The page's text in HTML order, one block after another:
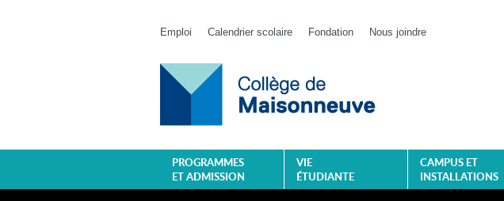
Emploi Calendrier scolaire Fondation Nous joindre
PROGRAMMES
ET ADMISSION
VIE
ÉTUDIANTE
CAMPUS ET
INSTALLATIONS